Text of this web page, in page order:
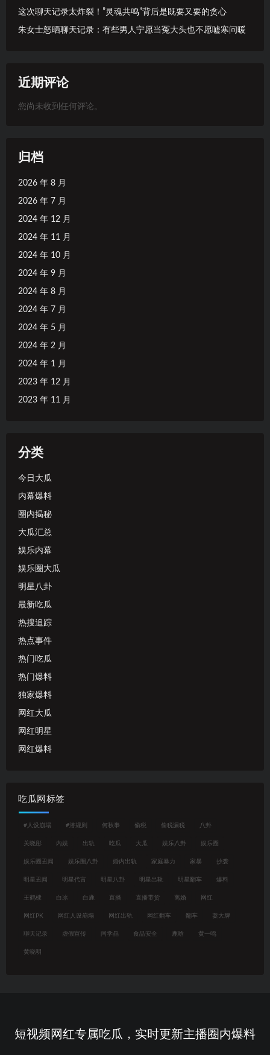
这次聊天记录太炸裂！”灵魂共鸣”背后是既要又要的贪心
朱女士怒晒聊天记录：有些男人宁愿当冤大头也不愿嘘寒问暖
近期评论
您尚未收到任何评论。
归档
2026 年 8 月
2026 年 7 月
2024 年 12 月
2024 年 11 月
2024 年 10 月
2024 年 9 月
2024 年 8 月
2024 年 7 月
2024 年 5 月
2024 年 2 月
2024 年 1 月
2023 年 12 月
2023 年 11 月
分类
今日大瓜
内幕爆料
圈内揭秘
大瓜汇总
娱乐内幕
娱乐圈大瓜
明星八卦
最新吃瓜
热搜追踪
热点事件
热门吃瓜
热门爆料
独家爆料
网红大瓜
网红明星
网红爆料
吃瓜网标签
#人设崩塌 #潜规则 何秋亊 偷税 偷税漏税 八卦
关晓彤 内娱 出轨 吃瓜 大瓜 娱乐八卦 娱乐圈
娱乐圈丑闻 娱乐圈八卦 婚内出轨 家庭暴力 家暴 抄袭
明星丑闻 明星代言 明星八卦 明星出轨 明星翻车 爆料
王鹤棣 白冰 白鹿 直播 直播带货 离婚 网红
网红PK 网红人设崩塌 网红出轨 网红翻车 翻车 耍大牌
聊天记录 虚假宣传 闫学晶 食品安全 鹿晗 黄一鸣
黄晓明
短视频网红专属吃瓜，实时更新主播圈内爆料